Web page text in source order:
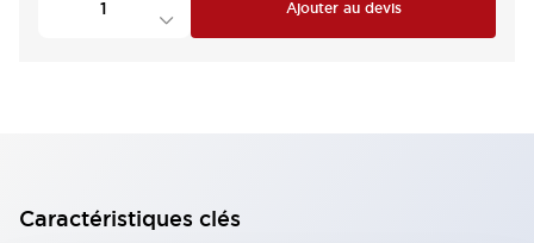
Ajouter au devis
Caractéristiques clés